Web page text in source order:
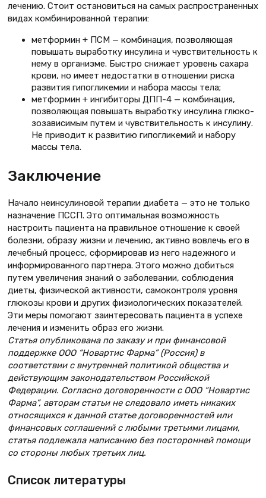
лечению. Стоит оста­новиться на самых распространенных
видах комбинированной терапии:
метформин + ПСМ — комбинация, позволяющая
повышать выработ­ку инсулина и чувствительность к
нему в организме. Быстро снижа­ет уровень сахара
крови, но имеет недостатки в отношении риска
развития гипогликемии и набора массы тела;
метформин + ингибиторы ДПП-4 — комбинация,
позволяющая повы­шать выработку инсулина глюко­
зозависимым путем и чувствитель­ность к инсулину.
Не приводит к развитию гипогликемий и набору
массы тела.
Заключение
Начало неинсулиновой терапии диабета — это не только
назначение ПССП. Это оптимальная возмож­ность
настроить пациента на пра­вильное отношение к своей
болезни, образу жизни и лечению, актив­но вовлечь его в
лечебный процесс, сформировав из него надежного и
информированного партнера. Этого можно добиться
путем увеличения знаний о заболевании, соблюдения
диеты, физической активности, само­контроля уровня
глюкозы крови и других физиологических показателей.
Эти меры помогают заинтересовать пациента в успехе
лечения и изменить образ его жизни.
Статья опубликована по заказу и при финансовой
поддержке ООО “Новартис Фарма” (Россия) в
соответствии с внутренней политикой обще­ства и
действующим законодательством Российской
Федерации. Согласно договоренности с ООО “Новартис
Фарма”, авторам статьи не следо­вало иметь никаких
относящихся к данной статье договоренностей или
финансовых соглашений с любыми третьими лицами,
статья подлежала написанию без посторонней помощи
со стороны любых третьих лиц.
Список литературы